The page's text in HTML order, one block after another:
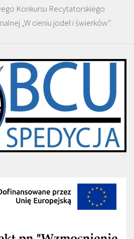
Konkursu Recytatorskiego
„W cieniu jodeł i świerków”.